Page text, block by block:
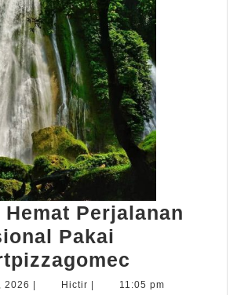
Perjalanan
Pakai
Hemat
2026 FebruariHictir Hictir 11:05 pm